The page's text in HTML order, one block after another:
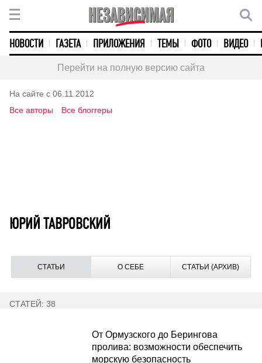
НОВОСТИ ГАЗЕТА ПРИЛОЖЕНИЯ ТЕМЫ ФОТО ВИДЕО
Перейти на полную версию сайта
На сайте с 06.11.2012
Все авторы
Все блоггеры
ЮРИЙ ТАВРОВСКИЙ
СТАТЬИ О СЕБЕ СТАТЬИ (АРХИВ)
СТАТЕЙ: 38
От Ормузского до Берингова
пролива: возможности обеспечить
морскую безопасность